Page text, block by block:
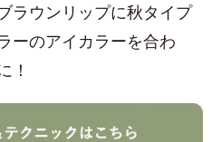
ラウンリップに秋タイプ
ーのアイカラーを合わ
！